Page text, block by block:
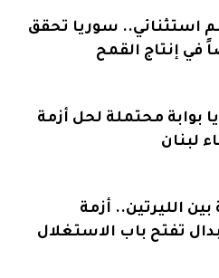
استثنائي.. سوريا تحقق
في إنتاج القمح
بوابة محتملة لحل أزمة
لبنان
بين الليرتين.. أزمة
تفتح باب الاستغلال